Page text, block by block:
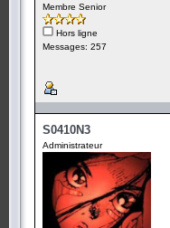
Membre Senior
Hors ligne
Messages: 257
S0410N3
Administrateur